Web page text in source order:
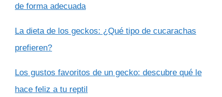
de forma adecuada
La dieta de los geckos: ¿Qué tipo de cucarachas
prefieren?
Los gustos favoritos de un gecko: descubre qué le
hace feliz a tu reptil